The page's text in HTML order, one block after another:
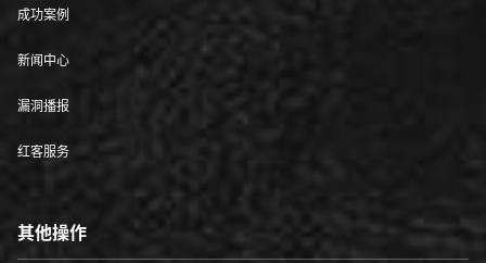
成功案例
新闻中心
漏洞播报
红客服务
其他操作